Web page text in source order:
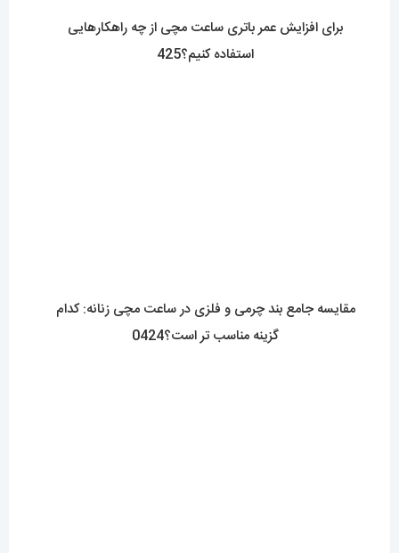
برای افزایش عمر باتری ساعت مچی از چه راهکارهایی
استفاده کنیم؟425
مقایسه جامع بند چرمی و فلزی در ساعت مچی زنانه: کدام
گزینه مناسب تر است؟0424